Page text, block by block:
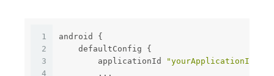
1
2
3
4
android {
    defaultConfig {
        applicationId
"yourApplicationId"
        ...